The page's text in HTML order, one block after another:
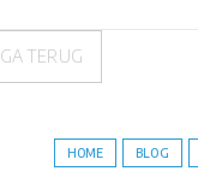
GA TERUG
HOME BLOG